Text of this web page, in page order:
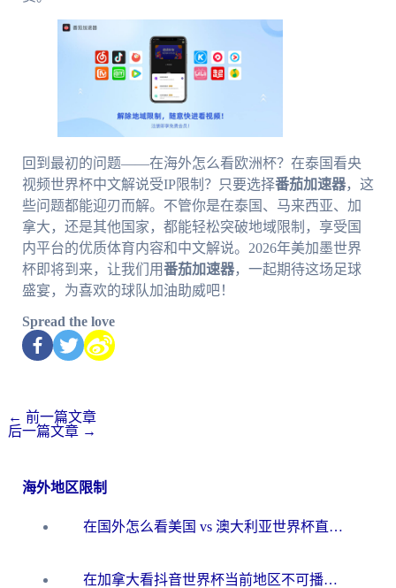
回到最初的问题——在海外怎么看欧洲杯？在泰国看央
视频世界杯中文解说受IP限制？只要选择番茄加速器，这
些问题都能迎刃而解。不管你是在泰国、马来西亚、加
拿大，还是其他国家，都能轻松突破地域限制，享受国
内平台的优质体育内容和中文解说。2026年美加墨世界
杯即将到来，让我们用番茄加速器，一起期待这场足球
盛宴，为喜欢的球队加油助威吧！
Spread the love
← 前一篇文章
后一篇文章 →
海外地区限制
在国外怎么看美国 vs 澳大利亚世界杯直播？海外党必藏的中文解说观赛指南
在加拿大看抖音世界杯当前地区不可播放？海外党体育观赛终极指南